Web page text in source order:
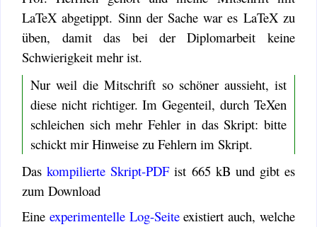
LaTeX abgetippt. Sinn der Sache war es LaTeX zu
üben, damit das bei der Diplomarbeit keine
Schwierigkeit mehr ist.
Nur weil die Mitschrift so schöner aussieht, ist
diese nicht richtiger. Im Gegenteil, durch TeXen
schleichen sich mehr Fehler in das Skript: bitte
schickt mir Hinweise zu Fehlern im Skript.
Daskompilierte Skript-PDFist 665 kB und gibt es
zum Download
Eine experimentelle Log-Seiteexistiert auch, welche